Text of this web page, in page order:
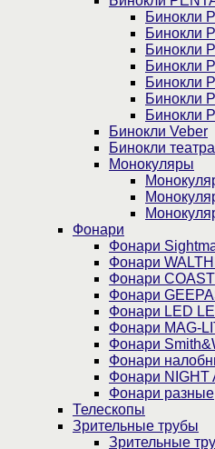
Бинокли
Бинокли
Бинокли
Бинокли
Бинокли
Бинокли
Бинокли
Бинокли Veber
Бинокли
Монокуляры
Фонари
Фонари
Фонари
Фонари COAST
Фонари
Фонари LED
Фонари MAG-
Фонари
Фонари
Фонари NIGHT
Фонари разные
Телескопы
Зрительные трубы
Зрительные